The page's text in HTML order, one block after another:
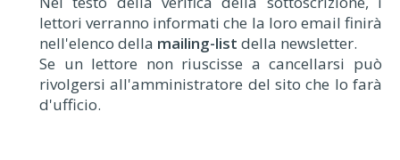
lettori verranno informati che la loro email finirà
nell'elenco della mailing-list della newsletter.
Se un lettore non riuscisse a cancellarsi può
rivolgersi all'amministratore del sito che lo farà
d'ufficio.